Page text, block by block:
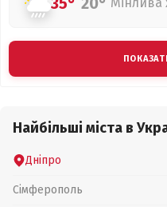
Найбільші міста в
Дніпро
Сімферополь